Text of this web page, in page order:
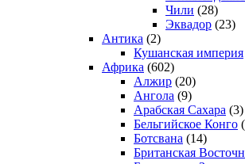
Чили (28)
Эквадор (23)
Антика (2)
Кушанская империя
Африка (602)
Алжир (20)
Ангола (9)
Арабская Сахара (3)
Бельгийское Конго
Ботсвана (14)
Британская